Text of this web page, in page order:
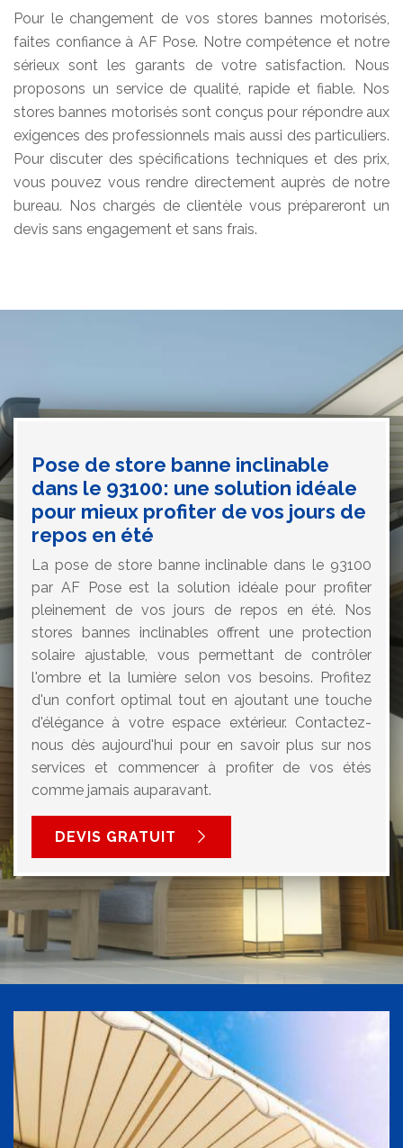
Pour le changement de vos stores bannes motorisés,
faites confiance à AF Pose. Notre compétence et notre
sérieux sont les garants de votre satisfaction. Nous
proposons un service de qualité, rapide et fiable. Nos
stores bannes motorisés sont conçus pour répondre aux
exigences des professionnels mais aussi des particuliers.
Pour discuter des spécifications techniques et des prix,
vous pouvez vous rendre directement auprès de notre
bureau. Nos chargés de clientèle vous prépareront un
devis sans engagement et sans frais.
Pose de store banne inclinable
dans le 93100: une solution idéale
pour mieux profiter de vos jours de
repos en été
La pose de store banne inclinable dans le 93100
par AF Pose est la solution idéale pour profiter
pleinement de vos jours de repos en été. Nos
stores bannes inclinables offrent une protection
solaire ajustable, vous permettant de contrôler
l'ombre et la lumière selon vos besoins. Profitez
d'un confort optimal tout en ajoutant une touche
d'élégance à votre espace extérieur. Contactez-
nous dès aujourd'hui pour en savoir plus sur nos
services et commencer à profiter de vos étés
comme jamais auparavant.
DEVIS GRATUIT